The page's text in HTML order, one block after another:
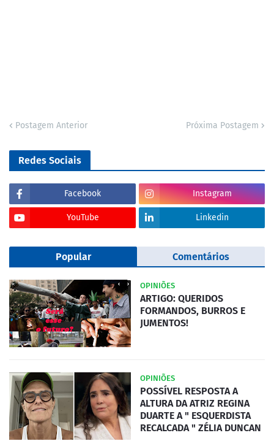
Postagem Anterior Próxima Postagem
Redes Sociais
Facebook Instagram
YouTube Linkedin
Popular Comentários
OPINIÕES
ARTIGO: QUERIDOS
FORMANDOS, BURROS E
JUMENTOS!
OPINIÕES
POSSÍVEL RESPOSTA A
ALTURA DA ATRIZ REGINA
DUARTE A " ESQUERDISTA
RECALCADA " ZÉLIA DUNCAN